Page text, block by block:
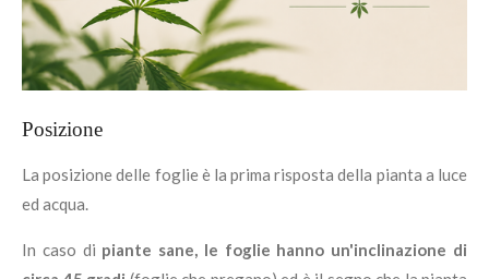
Posizione
La posizione delle foglie è la prima risposta della pianta a luce
ed acqua.
In caso di piante sane, le foglie hanno un'inclinazione di